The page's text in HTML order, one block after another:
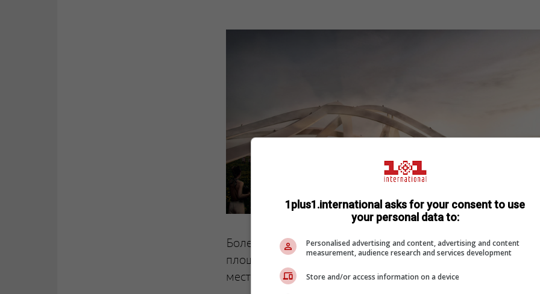
Более того, дорожки будут сплетать площади и обзорные
площадки, поднятые над уровнем реки. А на
местах будут размещаться амфитеатры, кафе и
1plus1.international asks for your consent to use
your personal data to:
Personalised advertising and content, advertising and content
measurement, audience research and services development
Store and/or access information on a device